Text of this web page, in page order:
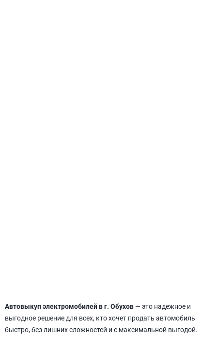
Автовыкуп электромобилей в г. Обухов — это надежное и
выгодное решение для всех, кто хочет продать автомобиль
быстро, без лишних сложностей и с максимальной выгодой.